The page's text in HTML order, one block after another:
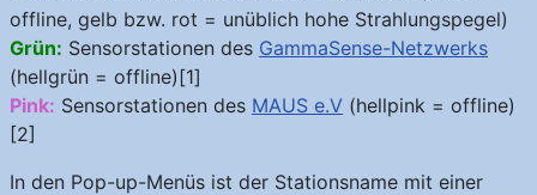
offline, gelb bzw. rot = unüblich hohe Strahlungspegel)
Grün: Sensorstationen des GammaSense-Netzwerks
(hellgrün = offline)[1]
Pink: Sensorstationen des MAUS e.V (hellpink = offline)
[2]
In den Pop-up-Menüs ist der Stationsname mit einer